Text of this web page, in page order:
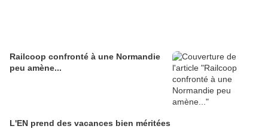
Railcoop confronté à une Normandie
peu amène...
L'EN prend des vacances bien méritées